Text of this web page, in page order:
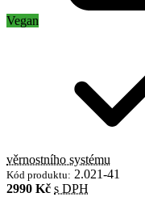
Vegan
věrnostního systému
Kód produktu: 2.021-41
2990 Kč s DPH